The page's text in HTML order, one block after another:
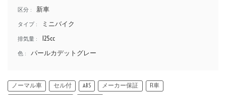
区分 : 新車
タイプ : ミニバイク
排気量 : 125cc
色 : パールカデットグレー
ノーマル車 セル付 ABS メーカー保証
FI車